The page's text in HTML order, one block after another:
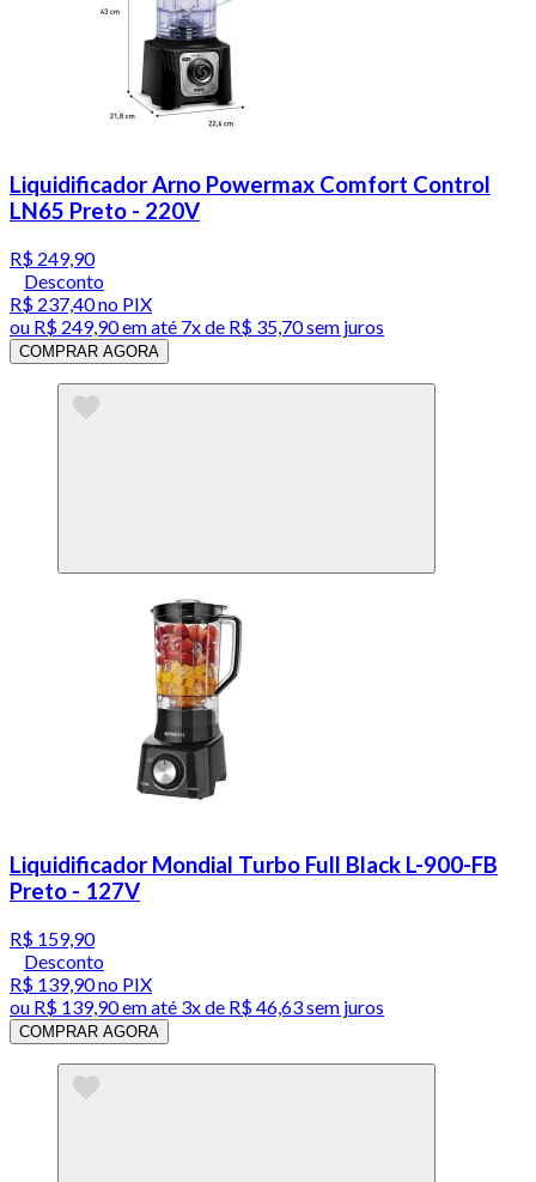
Liquidificador Arno Powermax Comfort Control
LN65 Preto - 220V
R$ 249,90
Desconto
R$ 237,40no PIX
ou R$ 249,90em até 7x de R$ 35,70 sem juros
COMPRAR AGORA
Liquidificador Mondial Turbo Full Black L-900-FB
Preto - 127V
R$ 159,90
Desconto
R$ 139,90no PIX
ou R$ 139,90em até 3x de R$ 46,63 sem juros
COMPRAR AGORA